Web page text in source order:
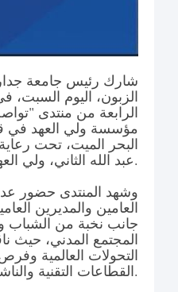
شارك رئيس جامعة
الزبون، اليوم السبت،
مؤسسة ولي العهد في
البحر الميت، تحت
عبد الله الثاني، ولي العهد.
وشهد المنتدى حضور عدد
العامين والمديرين
جانب نخبة من
المجتمع المدني، حيث
التحولات العالمية
القطاعات التقنية والناشئة.